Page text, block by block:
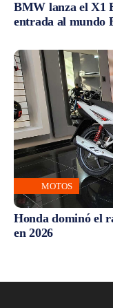
BMW lanza el X1
entrada al mundo
MOTOS
Honda dominó el
en 2026